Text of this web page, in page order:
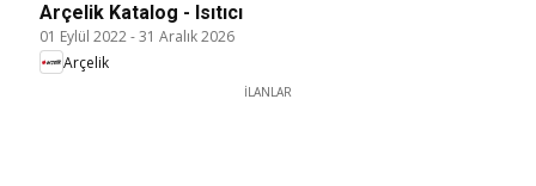
Arçelik Katalog - Isıtıcı
01 Eylül 2022-31 Aralık 2026
Arçelik
İLANLAR